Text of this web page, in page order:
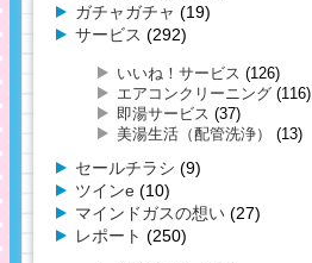
ガチャガチャ (19)
サービス (292)
いいね！サービス (126)
エアコンクリーニング (116)
即湯サービス (37)
美湯生活（配管洗浄）
(13)
セールチラシ (9)
ツインe (10)
マインドガスの想い (27)
レポート (250)